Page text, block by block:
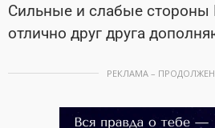
Сильные и слабые
отлично друг друга
РЕКЛАМА –